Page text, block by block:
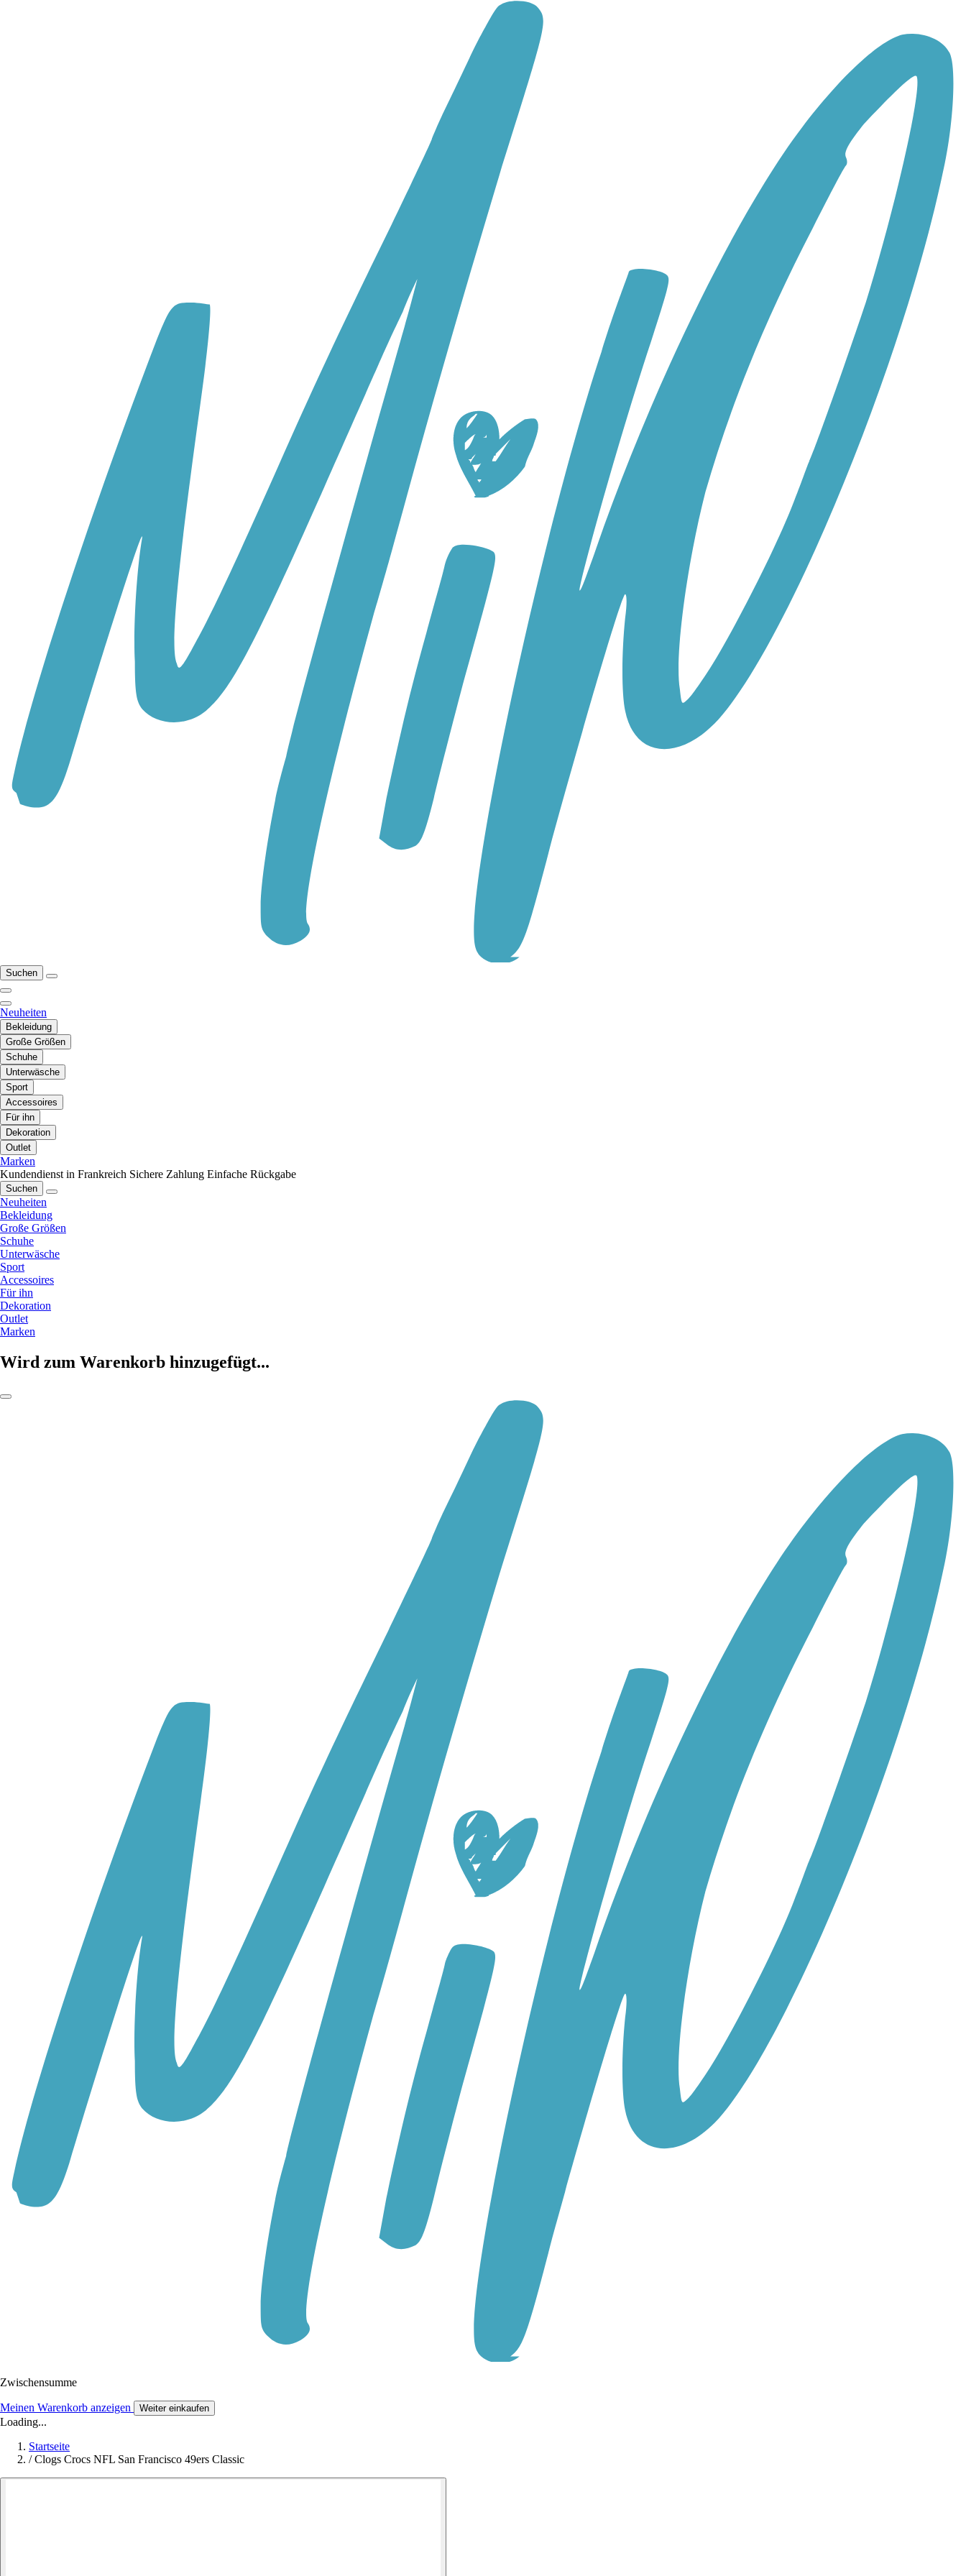
Suchen
Neuheiten
Bekleidung
Große Größen
Schuhe
Unterwäsche
Sport
Accessoires
Für ihn
Dekoration
Outlet
Marken
Kundendienst in Frankreich Sichere Zahlung Einfache Rückgabe
Suchen
Neuheiten
Bekleidung
Große Größen
Schuhe
Unterwäsche
Sport
Accessoires
Für ihn
Dekoration
Outlet
Marken
Wird zum Warenkorb hinzugefügt...
Zwischensumme
Meinen Warenkorb anzeigen Weiter einkaufen
Loading...
Startseite
/ Clogs Crocs NFL San Francisco 49ers Classic